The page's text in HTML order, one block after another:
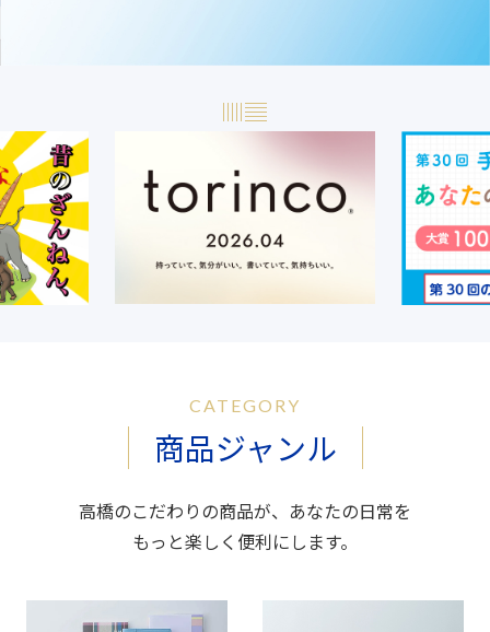
CATEGORY
商品ジャンル
高橋のこだわりの商品が、あなたの日常を
もっと楽しく便利にします。